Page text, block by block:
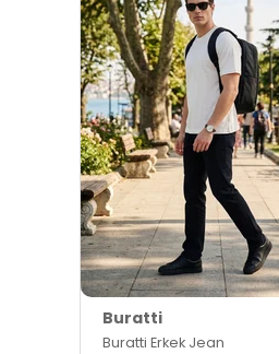
Buratti
Buratti Erkek Jean